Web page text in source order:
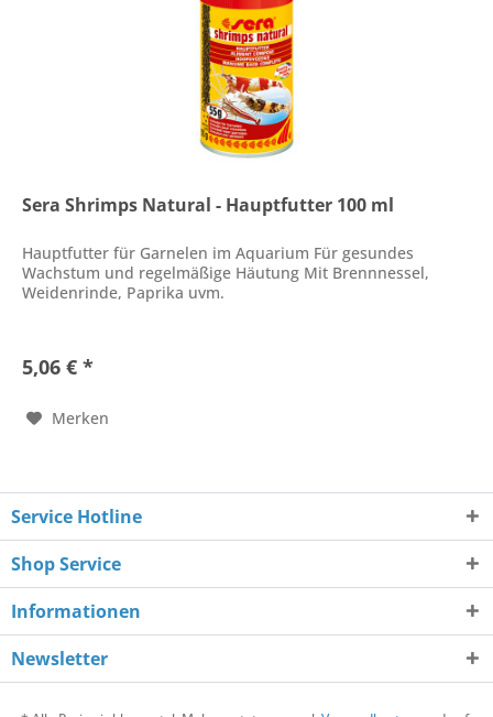
Sera Shrimps Natural - Hauptfutter 100 ml
Hauptfutter für Garnelen im Aquarium Für gesundes
Wachstum und regelmäßige Häutung Mit Brennnessel,
Weidenrinde, Paprika uvm.
5,06 € *
Merken
Service Hotline
Shop Service
Informationen
Newsletter